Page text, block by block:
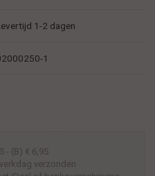
1-2 dagen
1
- (B) € 6,95
verzonden